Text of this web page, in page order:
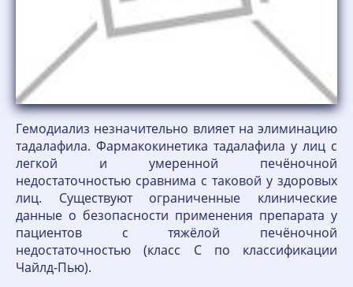
Гемодиализ незначительно влияет на элиминацию
тадалафила. Фармакокинетика тадалафила у лиц с
легкой и умеренной печёночной
недостаточностью сравнима с таковой у здоровых
лиц. Существуют ограниченные клинические
данные о безопасности применения препарата у
пациентов с тяжёлой печёночной
недостаточностью (класс С по классификации
Чайлд-Пью).